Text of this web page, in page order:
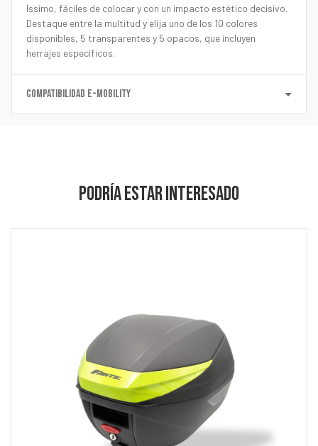
Issimo, fáciles de colocar y con un impacto estético decisivo.
Destaque entre la multitud y elija uno de los 10 colores
disponibles, 5 transparentes y 5 opacos, que incluyen
herrajes específicos.
COMPATIBILIDAD E-MOBILITY
PODRÍA ESTAR INTERESADO